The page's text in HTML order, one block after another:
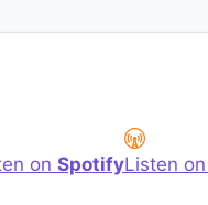
on SpotifyListen on